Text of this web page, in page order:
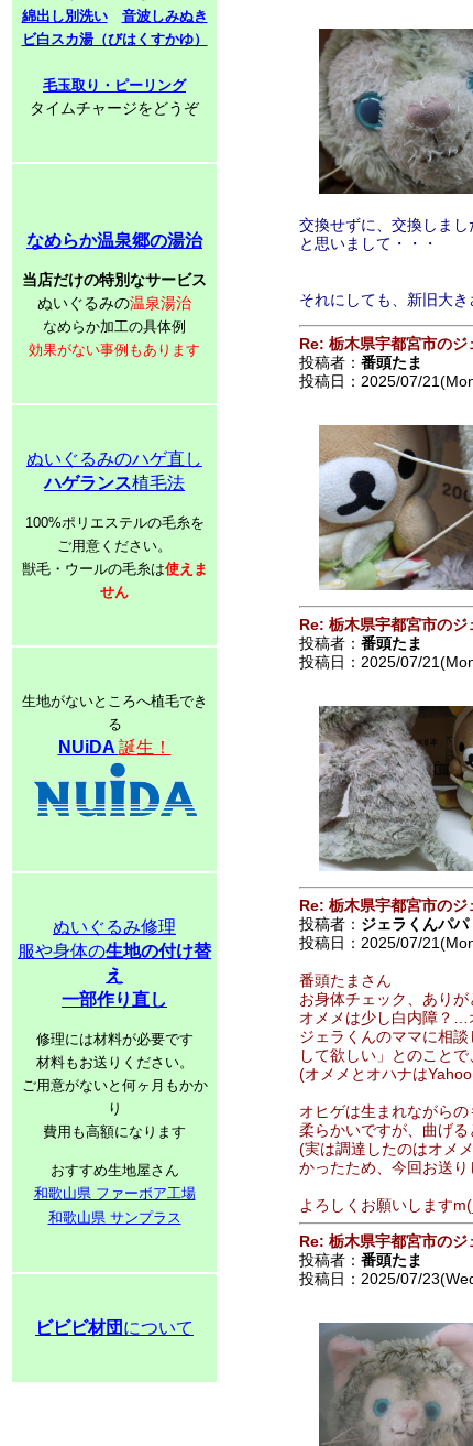
綿出し別洗い
音波しみぬき
ビ白スカ湯（びはくすかゆ）
毛玉取り・ピーリング
タイムチャージをどうぞ
なめらか温泉郷の湯治
当店だけの特別なサービス
ぬいぐるみの温泉湯治
なめらか加工の具体例
効果がない事例もあります
ぬいぐるみのハゲ直し
ハゲランス植毛法
100%ポリエステルの毛糸を
ご用意ください。
獣毛・ウールの毛糸は使えま
せん
生地がないところへ植毛でき
る
NUiDA 誕生！
ぬいぐるみ修理
服や身体の生地の付け替
え
一部作り直し
修理には材料が必要です
材料もお送りください。
ご用意がないと何ヶ月もかか
り
費用も高額になります
おすすめ生地屋さん
和歌山県 ファーボア工場
和歌山県 サンプラス
ビビビ材団 について
交換せずに、交換しま
と思いまして・・・
それにしても、新旧大
Re: 栃木県宇都宮市のジ
投稿者： 番頭たま
投稿日：2025/07/
Re: 栃木県宇都宮市のジ
投稿者： 番頭たま
投稿日：2025/07/
Re: 栃木県宇都宮市のジ
投稿者： ジェラくんパパ
投稿日：2025/07/
番頭たまさん
お身体チェック、あり
オメメは少し白内障？…
ジェラくんのママに相
して欲しい」とのこと
(オメメとオハナは
オヒゲは生まれながら
柔らかいですが、曲げ
(実は調達したのはオメ
かったため、今回お送
よろしくお願いします
Re: 栃木県宇都宮市のジ
投稿者： 番頭たま
投稿日：2025/07/